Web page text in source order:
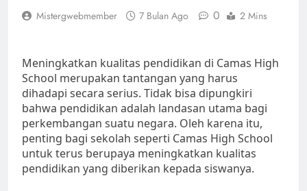
Mistergwebmember 7 Bulan Ago 0 2 Mins
Meningkatkan kualitas pendidikan di Camas High
School merupakan tantangan yang harus
dihadapi secara serius. Tidak bisa dipungkiri
bahwa pendidikan adalah landasan utama bagi
perkembangan suatu negara. Oleh karena itu,
penting bagi sekolah seperti Camas High School
untuk terus berupaya meningkatkan kualitas
pendidikan yang diberikan kepada siswanya.